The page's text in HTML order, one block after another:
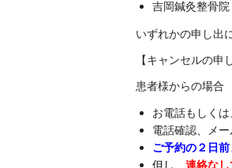
吉岡鍼灸整骨院
いずれかの申し出
【キャンセルの申
患者様からの場合
お電話もしくは
電話確認、メ
ご予約の２日
但し、 連絡な